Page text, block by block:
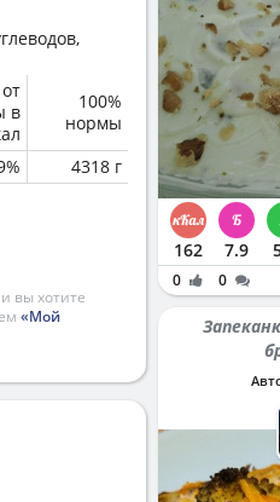
в
100%
нормы
4318 г
вы хотите
«Мой
162 7.9
0 0
Запеканка с кабачком и